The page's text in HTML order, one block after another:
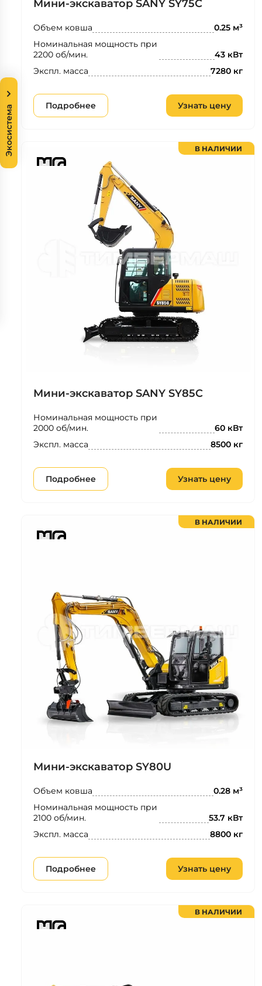
Мини-экскаватор SANY SY75C
Объем ковша 0.25 м³
Номинальная мощность при
2200 об/мин.
43 кВт
Экспл. масса 7280 кг
Подробнее Узнать цену
В НАЛИЧИИ
Мини-экскаватор SANY SY85C
Номинальная мощность при
2000 об/мин.
60 кВт
Экспл. масса 8500 кг
Подробнее Узнать цену
В НАЛИЧИИ
Мини-экскаватор SY80U
Объем ковша 0.28 м³
Номинальная мощность при
2100 об/мин.
53.7 кВт
Экспл. масса 8800 кг
Подробнее Узнать цену
В НАЛИЧИИ
Экосистема